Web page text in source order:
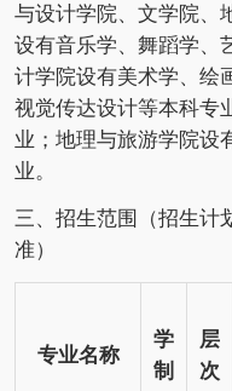
与设计学院、文学院、
设有音乐学、舞蹈学、
计学院设有美术学、绘
视觉传达设计等本科专
业；地理与旅游学院设
业。
三、招生范围（招生计
准）
专业名称
学
制
层
次